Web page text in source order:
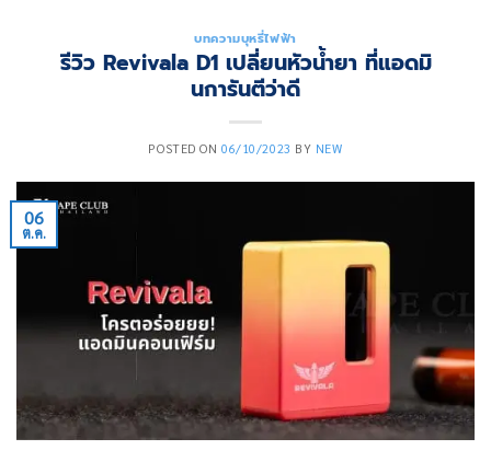
บทความบุหรี่ไฟฟ้า
รีวิว Revivala D1 เปลี่ยนหัวน้ำยา ที่แอดมิ
นการันตีว่าดี
POSTED ON06/10/2023 BY NEW
06
ต.ค.